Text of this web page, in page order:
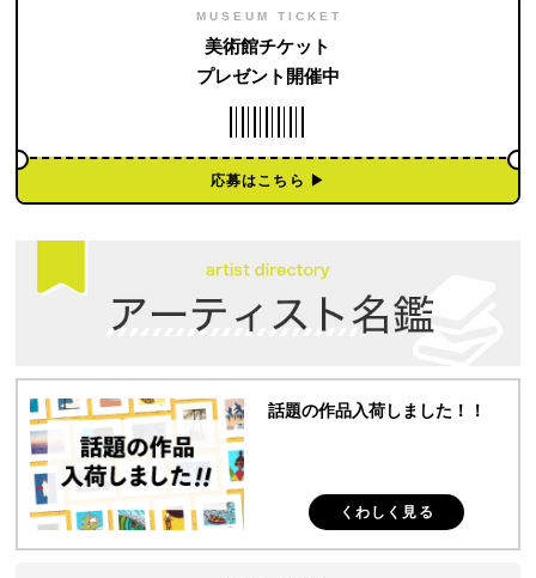
MUSEUM TICKET
美術館チケット
プレゼント開催中
応募はこちら ▶︎
話題の作品入荷しました！！
くわしく見る